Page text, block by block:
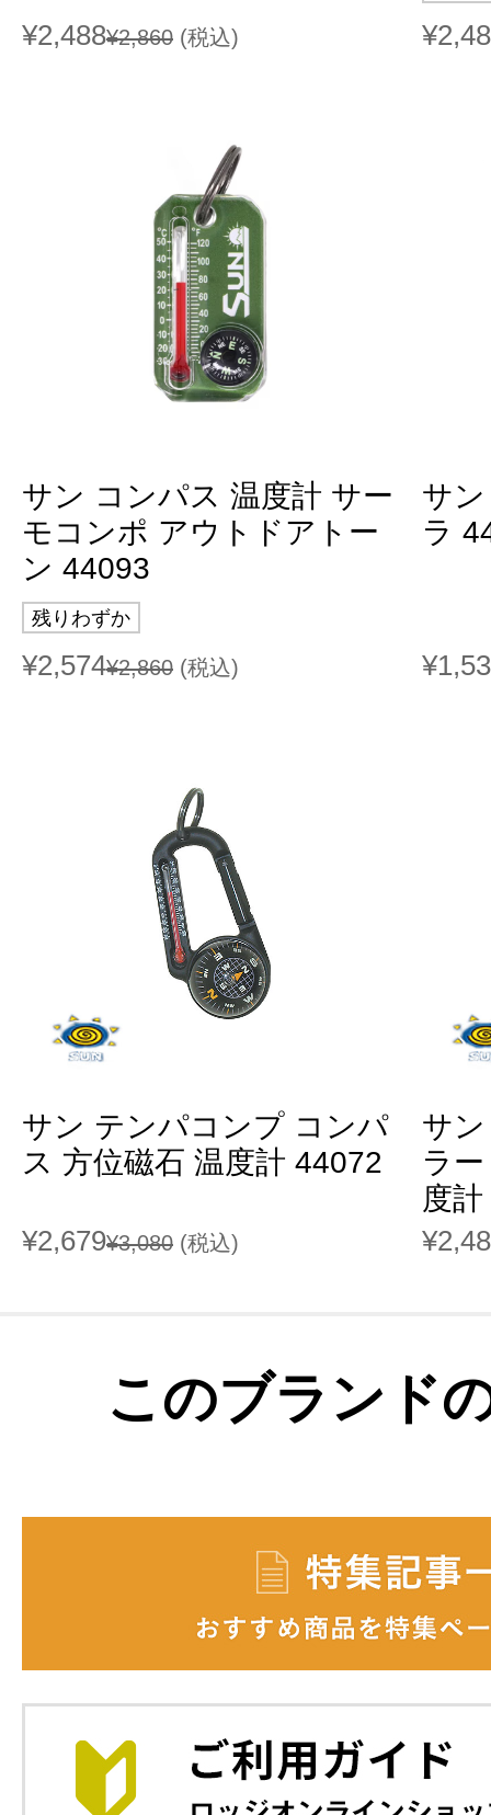
¥2,488¥2,860 (税込)
サン コンパス 温度計 サー
モコンポ アウトドアトー
ン 44093
残りわずか
¥2,574¥2,860 (税込)
サ
ラ
サン テンパコンプ コンパ
ス 方位磁石 温度計 44072
¥2,679¥3,080 (税込)
サ
ラ
度
このブランド